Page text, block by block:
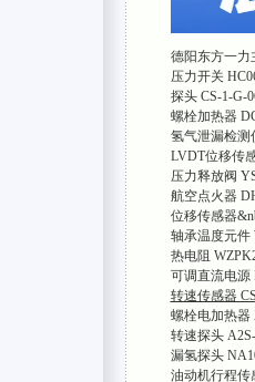
德阳东方一力
压力开关
探头 CS-1-G-
螺栓加热器
氢气泄漏检测
LVDT位移传
压力释放阀
航空点火器
位移传感器
轴承温度元件
热电阻
可调直流电源
转速传感器
螺栓电加热器
转速探头
漏氢探头
油动机行程传